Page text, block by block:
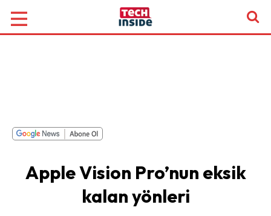
Apple Vision Pro’nun eksik
kalan yönleri